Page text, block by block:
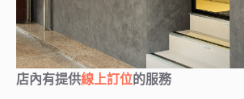
店內有提供線上訂位的服務